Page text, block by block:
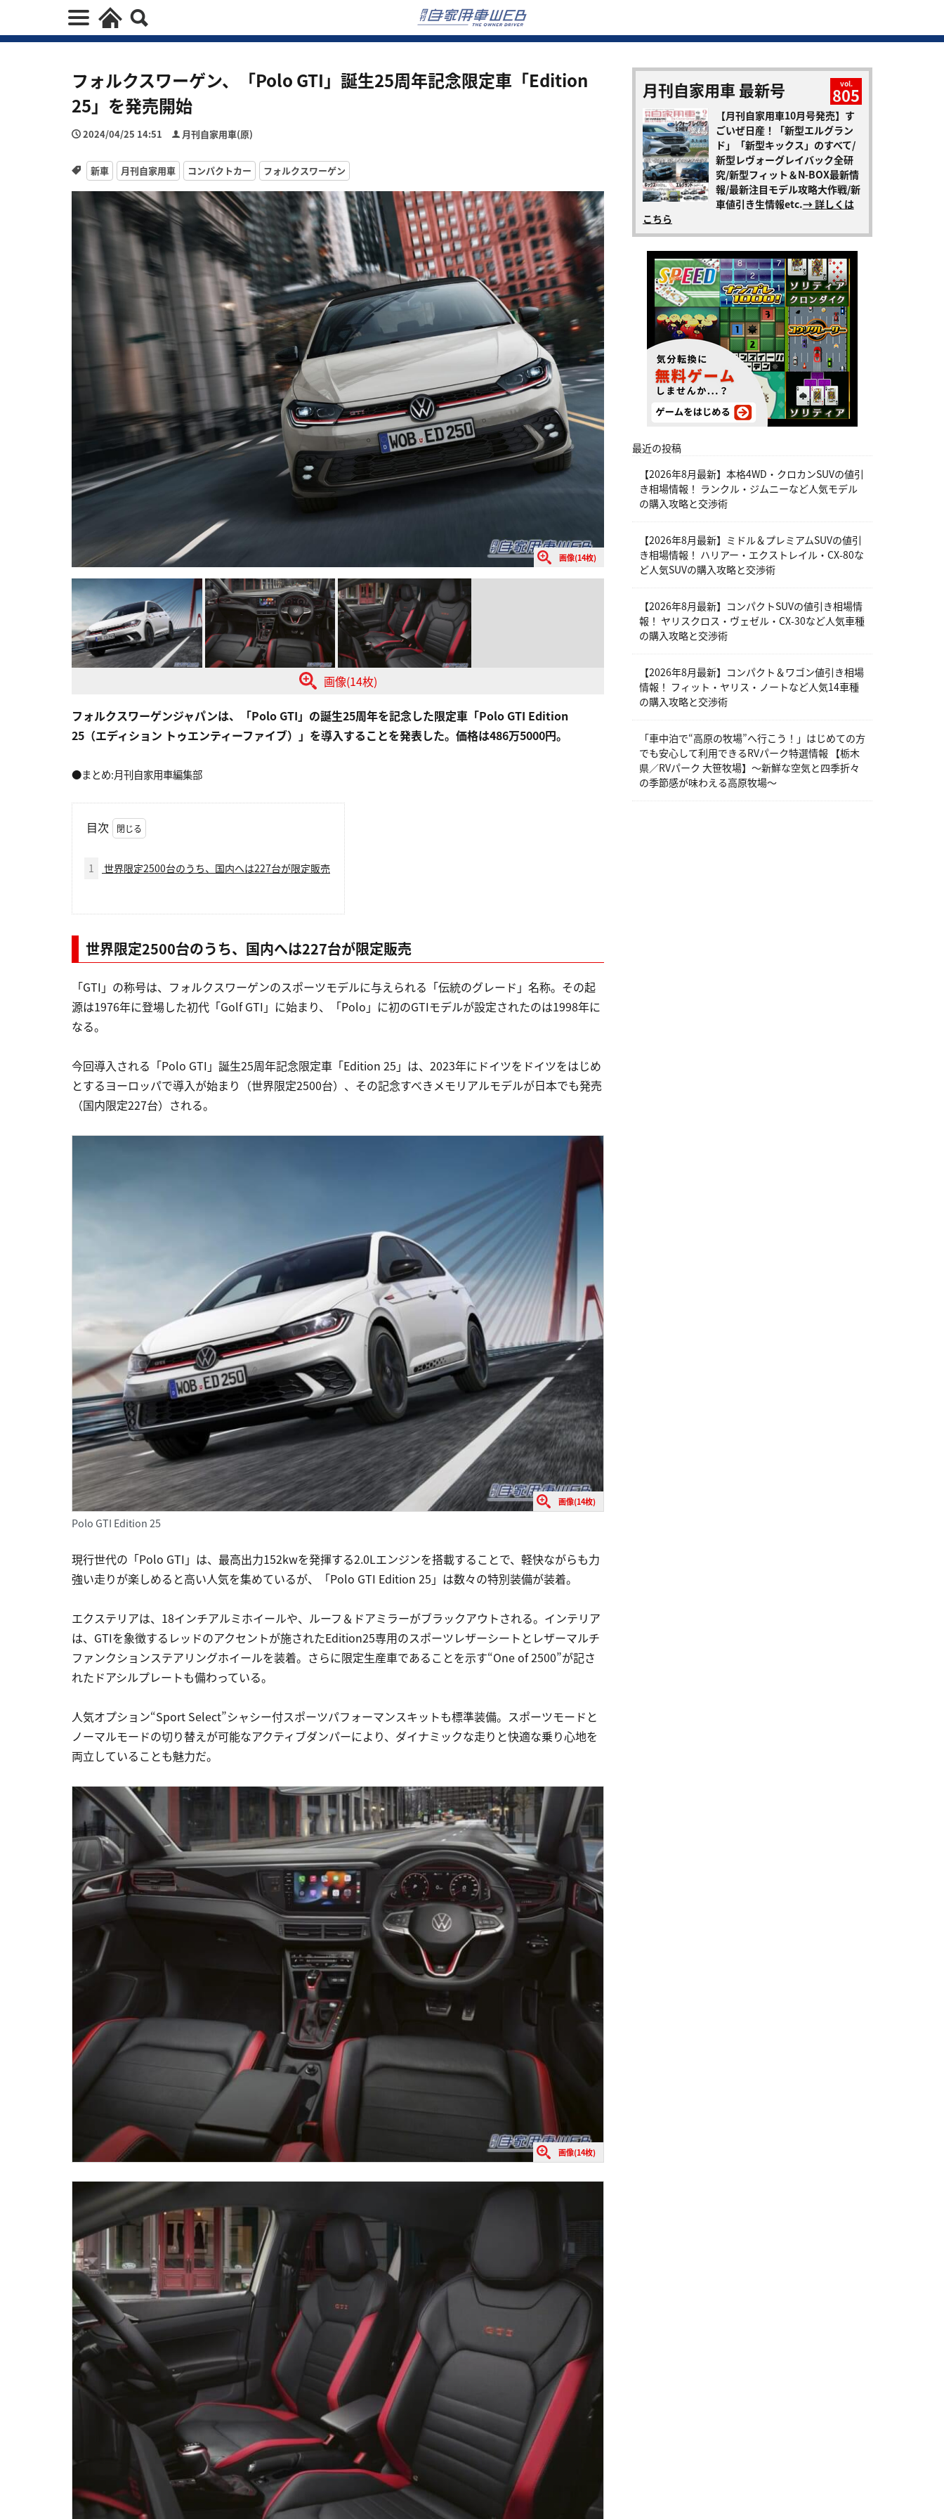
フォルクスワーゲン、「Polo GTI」誕生25周年記念限定車「Edition
25」を発売開始
2024/04/25 14:51 月刊自家用車(原)
新車 月刊自家用車 コンパクトカー フォルクスワーゲン
画像(14枚)
画像(14枚)
フォルクスワーゲンジャパンは、「Polo GTI」の誕生25周年を記念した限定車「Polo GTI Edition
25（エディション トゥエンティーファイブ）」を導入することを発表した。価格は486万5000円。
●まとめ:月刊自家用車編集部
目次
1 世界限定2500台のうち、国内へは227台が限定販売
世界限定2500台のうち、国内へは227台が限定販売
「GTI」の称号は、フォルクスワーゲンのスポーツモデルに与えられる「伝統のグレード」名称。その起
源は1976年に登場した初代「Golf GTI」に始まり、「Polo」に初のGTIモデルが設定されたのは1998年に
なる。
今回導入される「Polo GTI」誕生25周年記念限定車「Edition 25」は、2023年にドイツをドイツをはじめ
とするヨーロッパで導入が始まり（世界限定2500台）、その記念すべきメモリアルモデルが日本でも発売
（国内限定227台）される。
画像(14枚)
Polo GTI Edition 25
現行世代の「Polo GTI」は、最高出力152kwを発揮する2.0Lエンジンを搭載することで、軽快ながらも力
強い走りが楽しめると高い人気を集めているが、「Polo GTI Edition 25」は数々の特別装備が装着。
エクステリアは、18インチアルミホイールや、ルーフ＆ドアミラーがブラックアウトされる。インテリア
は、GTIを象徴するレッドのアクセントが施されたEdition25専用のスポーツレザーシートとレザーマルチ
ファンクションステアリングホイールを装着。さらに限定生産車であることを示す“One of 2500”が記さ
れたドアシルプレートも備わっている。
人気オプション“Sport Select”シャシー付スポーツパフォーマンスキットも標準装備。スポーツモードと
ノーマルモードの切り替えが可能なアクティブダンパーにより、ダイナミックな走りと快適な乗り心地を
両立していることも魅力だ。
画像(14枚)
月刊自家用車 最新号 vol.
805
【月刊自家用車10月号発売】す
ごいぜ日産！「新型エルグラン
ド」「新型キックス」のすべて/
新型レヴォーグレイバック全研
究/新型フィット＆N-BOX最新情
報/最新注目モデル攻略大作戦/新
車値引き生情報etc.→ 詳しくは
こちら
最近の投稿
【2026年8月最新】本格4WD・クロカンSUVの値引
き相場情報！ ランクル・ジムニーなど人気モデル
の購入攻略と交渉術
【2026年8月最新】ミドル＆プレミアムSUVの値引
き相場情報！ ハリアー・エクストレイル・CX-80な
ど人気SUVの購入攻略と交渉術
【2026年8月最新】コンパクトSUVの値引き相場情
報！ ヤリスクロス・ヴェゼル・CX-30など人気車種
の購入攻略と交渉術
【2026年8月最新】コンパクト＆ワゴン値引き相場
情報！ フィット・ヤリス・ノートなど人気14車種
の購入攻略と交渉術
「車中泊で“高原の牧場”へ行こう！」はじめての方
でも安心して利用できるRVパーク特選情報 【栃木
県／RVパーク 大笹牧場】～新鮮な空気と四季折々
の季節感が味わえる高原牧場～